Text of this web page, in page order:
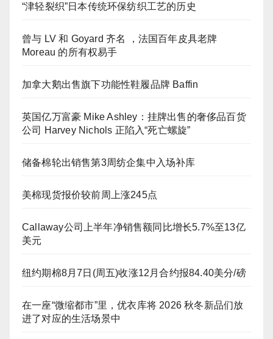
“津轻裂织”日本传统环保纺织工艺的历史
曾与 LV 和 Goyard 齐名 ，法国百年皮具老牌
Moreau 的所有权易手
加拿大鹅出售旗下功能性鞋履品牌 Baffin
英国亿万富豪 Mike Ashley：挂牌出售的奢侈品百货
公司 Harvey Nichols 正陷入“死亡螺旋”
储备棉轮出销售第3周纺企集中入场补库
美棉现货报价较前周上涨245点
Callaway公司上半年净销售额同比增长5.7%至13亿
美元
纽约期棉8月7日(周五)收涨12月合约报84.40美分/磅
在一座“微缩都市”里，优衣库将 2026 秋冬新品们放
进了对应的生活场景中